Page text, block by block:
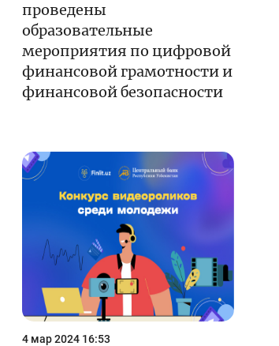
Фотогалерея
О проекте
Поиск по сайту
проведены
образовательные
мероприятия по цифровой
финансовой грамотности и
финансовой безопасности
4 мар 2024 16:53